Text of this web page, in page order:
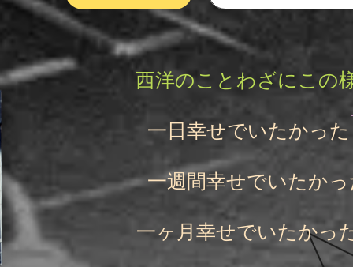
西洋のことわざにこの
一日幸せでいたかっ
一週間幸せでいたか
一ヶ月幸せでいたかっ